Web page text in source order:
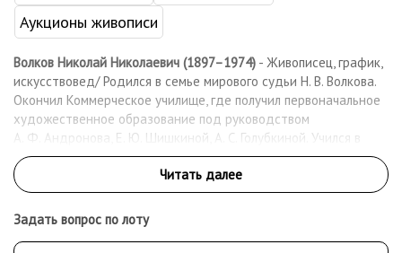
Аукционы живописи
Волков Николай Николаевич (1897–1974) - Живописец, график,
искусствовед/ Родился в семье мирового судьи Н. В. Волкова.
Окончил Коммерческое училище, где получил первоначальное
художественное образование под руководством
А. Ф. Андронова, Е. Ю. Шишкиной, А. С. Голубкиной. Учился в
Московском университете (1914–1921) на философском и
физико-математическом отделении, затем во Фрейбургском
университете (1925–1926). В 1929 совершил путешествие на
Эльбрус, выполнив серию зарисовок сангиной и итальянским
карандашом. Жил в Москве. Занимался станковой живописью
Задать вопрос по лоту